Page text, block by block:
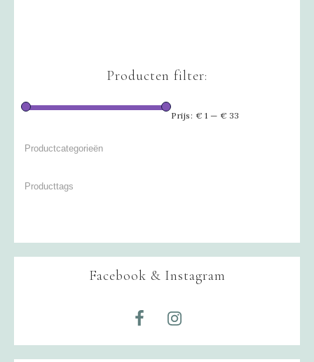
Producten filter:
Prijs: € 1 — € 33
Facebook & Instagram